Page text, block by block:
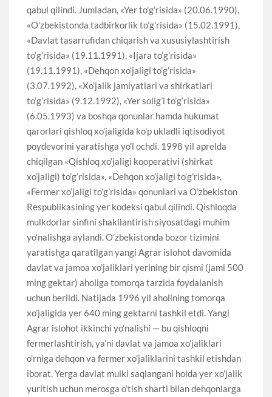
qabul qilindi. Jumladan, «Yer to’g’risida» (20.06.1990),
«O’zbekistonda tadbirkorlik to’g’risida» (15.02.1991),
«Davlat tasarrufidan chiqarish va xususiylashtirish
to’g’risida» (19.11.1991), «Ijara to’g’risida»
(19.11.1991), «Dehqon xo’jaligi to’g’risida»
(3.07.1992), «Xo’jalik jamiyatlari va shirkatlari
to’g’risida» (9.12.1992), «Yer solig’i to’g’risida»
(6.05.1993) va boshqa qonunlar hamda hukumat
qarorlari qishloq xo’jaligida ko’p ukladli iqtisodiyot
poydevorini yaratishga yo’l ochdi. 1998 yil aprelda
chiqilgan «Qishloq xo’jaligi kooperativi (shirkat
xo’jaligi) to’g’risida», «Dehqon xo’jaligi to’g’risida»,
«Fermer xo’jaligi to’g’risida» qonunlari va O’zbekiston
Respublikasining yer kodeksi qabul qilindi. Qishloqda
mulkdorlar sinfini shakllantirish siyosatdagi muhim
yo’nalishga aylandi. O’zbekistonda bozor tizimini
yaratishga qaratilgan yangi Agrar islohot davomida
davlat va jamoa xo’jaliklari yerining bir qismi (jami 500
ming gektar) aholiga tomorqa tarzida foydalanish
uchun berildi. Natijada 1996 yil aholining tomorqa
xo’jaligida yer 640 ming gektarni tashkil etdi. Yangi
Agrar islohot ikkinchi yo’nalishi — bu qishloqni
fermerlashtirish, ya’ni davlat va jamoa xo’jaliklari
o’rniga dehqon va fermer xo’jaliklarini tashkil etishdan
iborat. Yerga davlat mulki saqlangani holda yer xo’jalik
yuritish uchun merosga o’tish sharti bilan dehqonlarga